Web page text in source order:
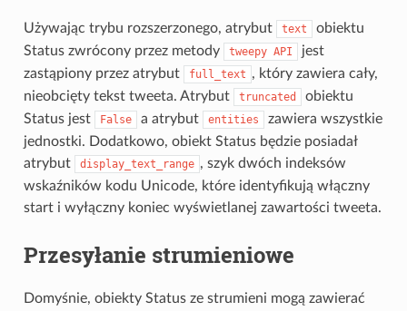
Używając trybu rozszerzonego, atrybut text
obiektu
Status zwrócony przez metody
tweepy API
jest
zastąpiony przez atrybut
full_text , który zawiera cały,
nieobcięty tekst tweeta. Atrybut
truncated
obiektu
Status jest
False a atrybut entities
zawiera wszystkie
jednostki. Dodatkowo, obiekt Status będzie posiadał
atrybut
display_text_range , szyk dwóch indeksów
wskaźników kodu Unicode, które identyfikują włączny
start i wyłączny koniec wyświetlanej zawartości tweeta.
Przesyłanie strumieniowe
Domyśnie, obiekty Status ze strumieni mogą zawierać